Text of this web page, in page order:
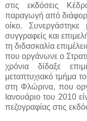
στις εκδόσεις
παραγωγή από
οίκο. Συνεργάστηκε
συγγραφείς και
τη διδασκαλία
που οργάνωνε ο
χρόνια δίδαξε
μεταπτυχιακό τμήμα
στη Φλώρινα, που
Ιανουάριο του 2010
πεζογραφίας στις